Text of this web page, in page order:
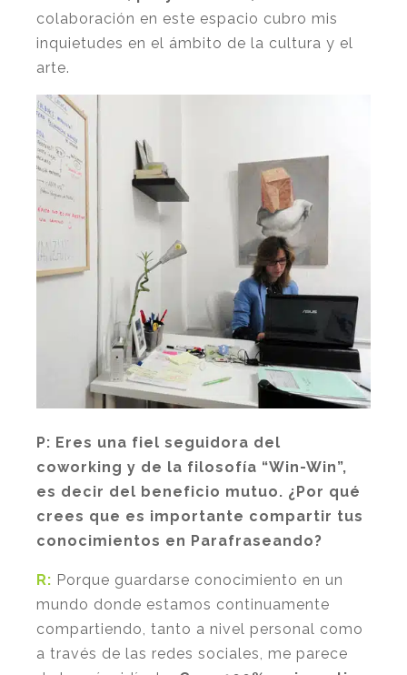
colaboración en este espacio cubro mis
inquietudes en el ámbito de la cultura y el
arte.
P: Eres una fiel seguidora del
coworking y de la filosofía “Win-Win”,
es decir del beneficio mutuo. ¿Por qué
crees que es importante compartir tus
conocimientos en Parafraseando?
R: Porque guardarse conocimiento en un
mundo donde estamos continuamente
compartiendo, tanto a nivel personal como
a través de las redes sociales, me parece